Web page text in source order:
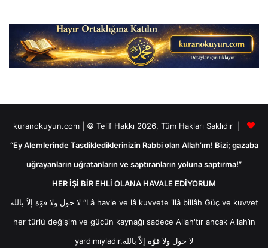
kuranokuyun.com | © Telif Hakkı 2026, Tüm Hakları Saklıdır |
“Ey Alemlerinde Tasdiklediklerinizin Rabbi olan Allah’ım! Bizi; gazaba
uğrayanların uğratanların ve saptıranların yoluna saptırma!”
HER İŞİ BİR EHLİ OLANA HAVALE EDİYORUM
لا حول ولا قوّة إلاّ بالله “Lâ havle ve lâ kuvvete illâ billâh Güç ve kuvvet
her türlü değişim ve gücün kaynağı sadece Allah'tır ancak Allah’ın
yardımıyladır.لا حول ولا قوّة إلاّ بالله